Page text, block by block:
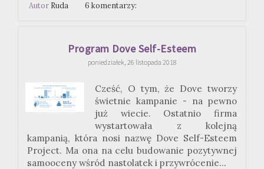
Autor Ruda 6 komentarzy:
Program Dove Self-Esteem
poniedziałek, 26 listopada 2018
Cześć, O tym, że Dove tworzy
świetnie kampanie - na pewno
już wiecie. Ostatnio firma
wystartowała z kolejną
kampanią, która nosi nazwę Dove Self-Esteem
Project. Ma ona na celu budowanie pozytywnej
samooceny wśród nastolatek i przywrócenie...